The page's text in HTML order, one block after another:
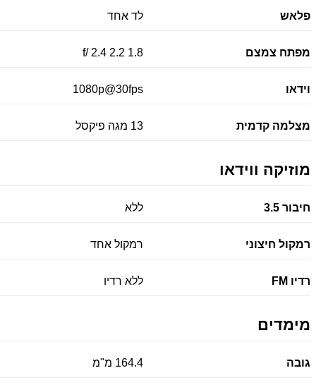
פלאש לד אחד
מפתח צמצם 1.8 2.2 2.4 /f
וידאו 1080p@30fps
מצלמה קדמית 13 מגה פיקסל
מוזיקה ווידאו
חיבור 3.5 ללא
רמקול חיצוני רמקול אחד
רדיו FM ללא רדיו
מימדים
גובה 164.4 מ"מ